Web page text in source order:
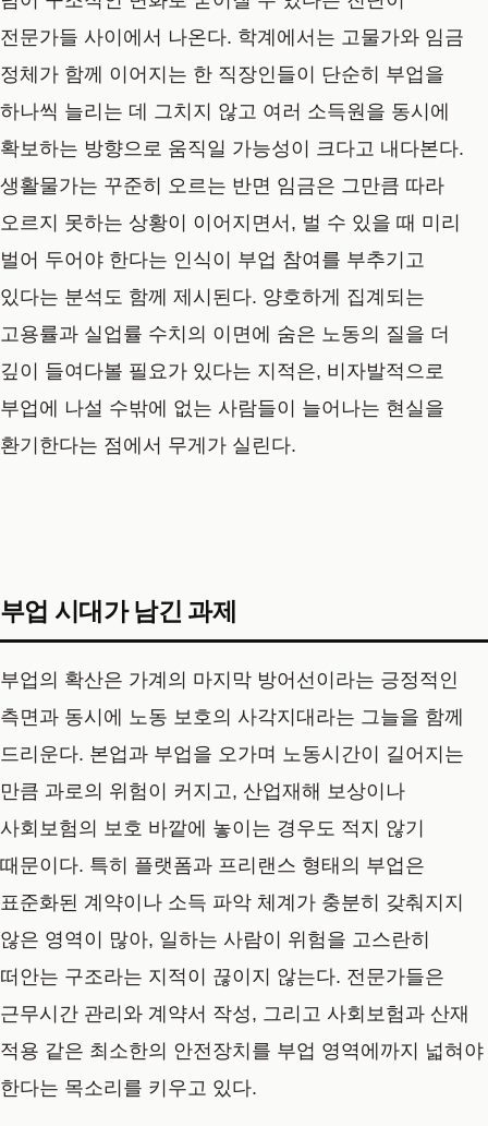
전문가들 사이에서 나온다. 학계에서는 고물가와 임금
정체가 함께 이어지는 한 직장인들이 단순히 부업을
하나씩 늘리는 데 그치지 않고 여러 소득원을 동시에
확보하는 방향으로 움직일 가능성이 크다고 내다본다.
생활물가는 꾸준히 오르는 반면 임금은 그만큼 따라
오르지 못하는 상황이 이어지면서, 벌 수 있을 때 미리
벌어 두어야 한다는 인식이 부업 참여를 부추기고
있다는 분석도 함께 제시된다. 양호하게 집계되는
고용률과 실업률 수치의 이면에 숨은 노동의 질을 더
깊이 들여다볼 필요가 있다는 지적은, 비자발적으로
부업에 나설 수밖에 없는 사람들이 늘어나는 현실을
환기한다는 점에서 무게가 실린다.
부업 시대가 남긴 과제
부업의 확산은 가계의 마지막 방어선이라는 긍정적인
측면과 동시에 노동 보호의 사각지대라는 그늘을 함께
드리운다. 본업과 부업을 오가며 노동시간이 길어지는
만큼 과로의 위험이 커지고, 산업재해 보상이나
사회보험의 보호 바깥에 놓이는 경우도 적지 않기
때문이다. 특히 플랫폼과 프리랜스 형태의 부업은
표준화된 계약이나 소득 파악 체계가 충분히 갖춰지지
않은 영역이 많아, 일하는 사람이 위험을 고스란히
떠안는 구조라는 지적이 끊이지 않는다. 전문가들은
근무시간 관리와 계약서 작성, 그리고 사회보험과 산재
적용 같은 최소한의 안전장치를 부업 영역에까지 넓혀야
한다는 목소리를 키우고 있다.